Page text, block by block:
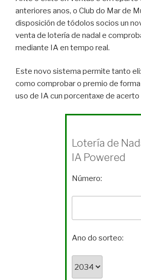
anteriores anos, o Club do Mar de
disposición de tódolos socios un
venta de lotería de nadal e
mediante IA en tempo real.
Este novo sistema permite tanto
como comprobar o premio de
uso de IA cun porcentaxe de
Lotería de
IA Powered
Número:
Ano do sorteo: